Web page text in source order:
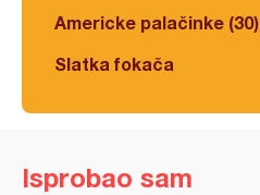
Americke palačinke (30)
Slatka fokača
Isprobao sam